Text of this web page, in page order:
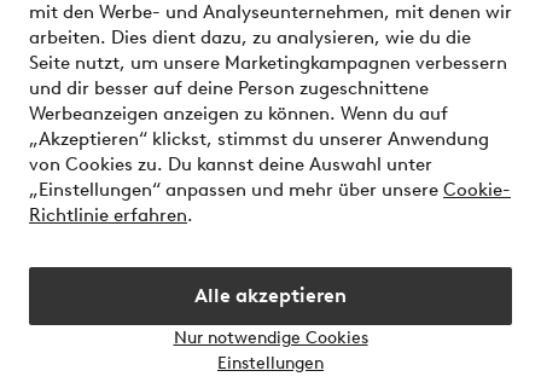
mit den Werbe- und Analyseunternehmen, mit denen wir
arbeiten. Dies dient dazu, zu analysieren, wie du die
Seite nutzt, um unsere Marketingkampagnen verbessern
und dir besser auf deine Person zugeschnittene
Werbeanzeigen anzeigen zu können. Wenn du auf
„Akzeptieren“ klickst, stimmst du unserer Anwendung
von Cookies zu. Du kannst deine Auswahl unter
„Einstellungen“ anpassen und mehr über unsere Cookie-
Richtlinie erfahren.
Alle akzeptieren
Nur notwendige Cookies
Einstellungen
Sichere Zahlungen - Jetzt bezahlen oder aufteilen
Möchtest du mehr über unsere
Zahlungsmöglichkeitenerfahren?